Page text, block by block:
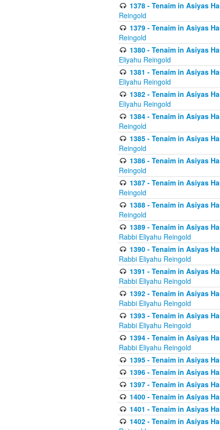
1378 - Tenaim in Asiyas
Reingold
1379 - Tenaim in Asiyas
Reingold
1380 - Tenaim in Asiyas
Eliyahu Reingold
1381 - Tenaim in Asiyas
Eliyahu Reingold
1382 - Tenaim in Asiyas
Eliyahu Reingold
1384 - Tenaim in Asiyas
Reingold
1385 - Tenaim in Asiyas
Reingold
1386 - Tenaim in Asiyas
Reingold
1387 - Tenaim in Asiyas
Reingold
1388 - Tenaim in Asiyas
Reingold
1389 - Tenaim in Asiyas
Rabbi Eliyahu Reingold
1390 - Tenaim in Asiyas
Rabbi Eliyahu Reingold
1391 - Tenaim in Asiyas
Rabbi Eliyahu Reingold
1392 - Tenaim in Asiyas
Rabbi Eliyahu Reingold
1393 - Tenaim in Asiyas
Rabbi Eliyahu Reingold
1394 - Tenaim in Asiyas
Rabbi Eliyahu Reingold
1395 - Tenaim in Asiyas
1396 - Tenaim in Asiyas
1397 - Tenaim in Asiyas
1400 - Tenaim in Asiyas
1401 - Tenaim in Asiyas
1402 - Tenaim in Asiyas